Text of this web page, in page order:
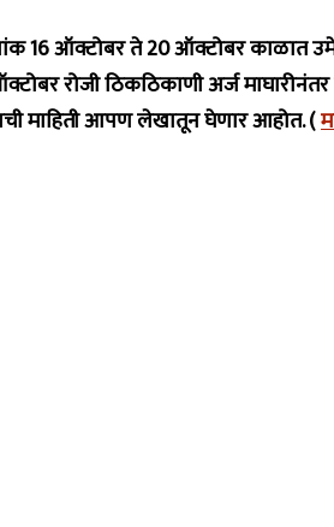
16 ऑक्टोबर ते 20 ऑक्टोबर
रोजी ठिकठिकाणी अर्ज
माहिती आपण लेखातून घेणार आहोत. (